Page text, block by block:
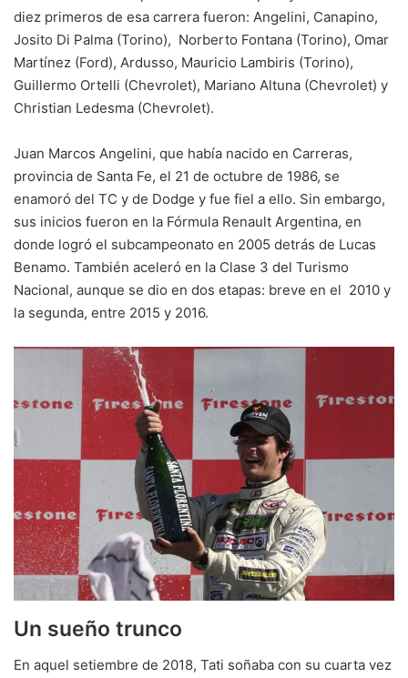
diez primeros de esa carrera fueron: Angelini, Canapino,
Josito Di Palma (Torino), Norberto Fontana (Torino), Omar
Martínez (Ford), Ardusso, Mauricio Lambiris (Torino),
Guillermo Ortelli (Chevrolet), Mariano Altuna (Chevrolet) y
Christian Ledesma (Chevrolet).
Juan Marcos Angelini, que había nacido en Carreras,
provincia de Santa Fe, el 21 de octubre de 1986, se
enamoró del TC y de Dodge y fue fiel a ello. Sin embargo,
sus inicios fueron en la Fórmula Renault Argentina, en
donde logró el subcampeonato en 2005 detrás de Lucas
Benamo. También aceleró en la Clase 3 del Turismo
Nacional, aunque se dio en dos etapas: breve en el 2010 y
la segunda, entre 2015 y 2016.
Un sueño trunco
En aquel setiembre de 2018, Tati soñaba con su cuarta vez